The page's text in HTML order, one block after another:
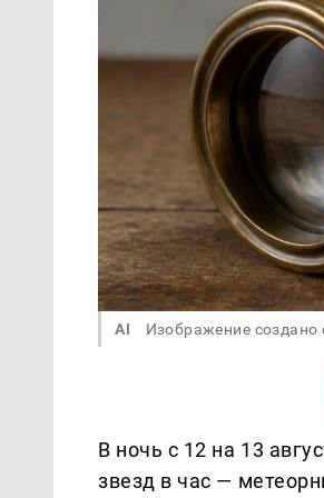
AI Изображение
В ночь с 12 на 13
звезд в час —